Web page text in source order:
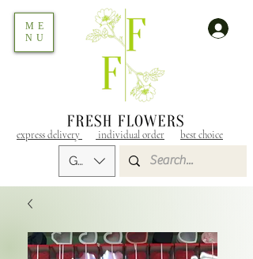
GEL (GEL)
express delivery individual order best choice
ME
NU